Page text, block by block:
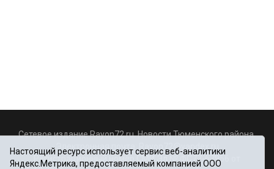
Сетевое издание Rayon72.ru. Новости Тюменского района.
Rayon72@yandex.ru
Регистрационный номер СМИ Эл № ФС77-67956 от
Настоящий ресурс использует сервис веб-аналитики
Яндекс.Метрика, предоставляемый компанией ООО